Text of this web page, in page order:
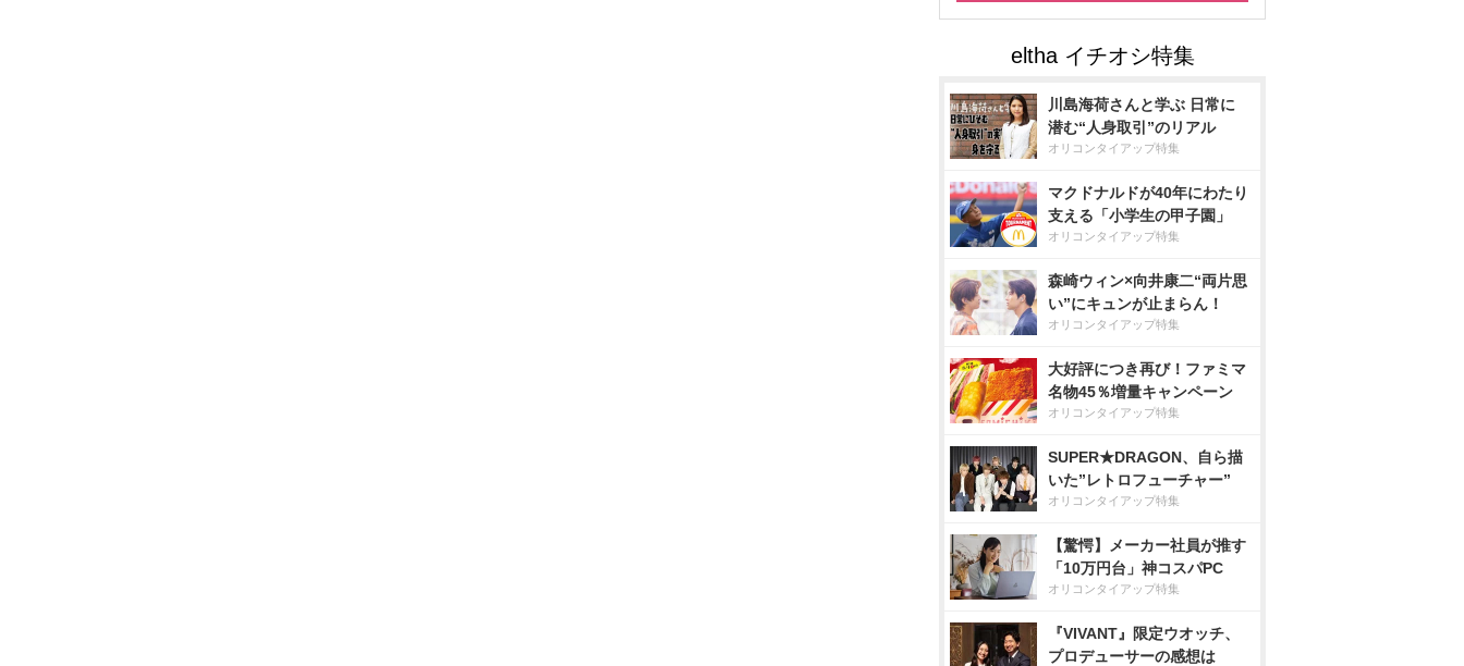
川島海荷さんと学ぶ 日常に
潜む“人身取引”のリアル
オリコンタイアップ特集
マクドナルドが40年にわたり
支える「小学生の甲子園」
オリコンタイアップ特集
森崎ウィン×向井康二“両片思
い”にキュンが止まらん！
オリコンタイアップ特集
大好評につき再び！ファミマ
名物45％増量キャンペーン
オリコンタイアップ特集
SUPER★DRAGON、自ら描
いた”レトロフューチャー”
オリコンタイアップ特集
【驚愕】メーカー社員が推す
「10万円台」神コスパPC
オリコンタイアップ特集
『VIVANT』限定ウオッチ、
プロデューサーの感想は